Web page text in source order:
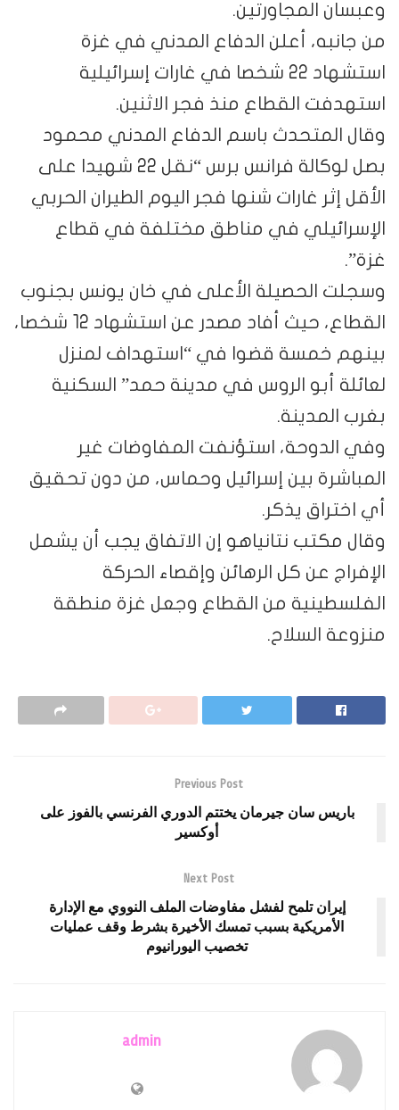
وعبسان المجاورتين.
من جانبه، أعلن الدفاع المدني في غزة
استشهاد 22 شخصا في غارات إسرائيلية
استهدفت القطاع منذ فجر الاثنين.
وقال المتحدث باسم الدفاع المدني محمود
بصل لوكالة فرانس برس “نقل 22 شهيدا على
الأقل إثر غارات شنها فجر اليوم الطيران الحربي
الإسرائيلي في مناطق مختلفة في قطاع
غزة”.
وسجلت الحصيلة الأعلى في خان يونس بجنوب
القطاع، حيث أفاد مصدر عن استشهاد 12 شخصا،
بينهم خمسة قضوا في “استهداف لمنزل
لعائلة أبو الروس في مدينة حمد” السكنية
بغرب المدينة.
وفي الدوحة، استؤنفت المفاوضات غير
المباشرة بين إسرائيل وحماس، من دون تحقيق
أي اختراق يذكر.
وقال مكتب نتانياهو إن الاتفاق يجب أن يشمل
الإفراج عن كل الرهائن وإقصاء الحركة
الفلسطينية من القطاع وجعل غزة منطقة
منزوعة السلاح.
Previous Post
باريس سان جيرمان يختتم الدوري الفرنسي بالفوز على
أوكسير
Next Post
إيران تلمح لفشل مفاوضات الملف النووي مع الإدارة
الأمريكية بسبب تمسك الأخيرة بشرط وقف عمليات
تخصيب اليورانيوم
admin